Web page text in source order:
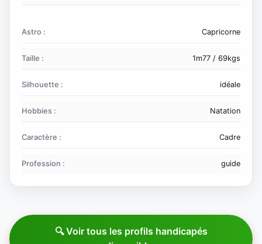
Astro : Capricorne
Taille : 1m77 / 69kgs
Silhouette : idéale
Hobbies : Natation
Caractère : Cadre
Profession : guide
🔍 Voir tous les profils handicapés